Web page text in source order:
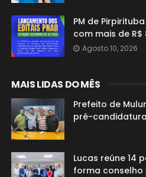
PM de
com mais de
Agosto 10, 2026
MAIS LIDAS DO MÊS
Prefeito de
pré-
Lucas reúne 14
forma